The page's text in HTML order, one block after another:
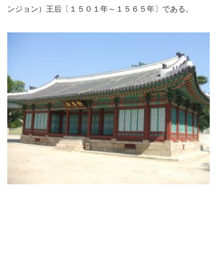
ンジョン）王后〔１５０１年～１５６５年〕である。